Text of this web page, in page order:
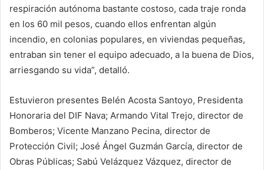
respiración autónoma bastante costoso, cada traje ronda
en los 60 mil pesos, cuando ellos enfrentan algún
incendio, en colonias populares, en viviendas pequeñas,
entraban sin tener el equipo adecuado, a la buena de Dios,
arriesgando su vida”, detalló.
Estuvieron presentes Belén Acosta Santoyo, Presidenta
Honoraria del DIF Nava; Armando Vital Trejo, director de
Bomberos; Vicente Manzano Pecina, director de
Protección Civil; José Ángel Guzmán García, director de
Obras Públicas; Sabú Velázquez Vázquez, director de